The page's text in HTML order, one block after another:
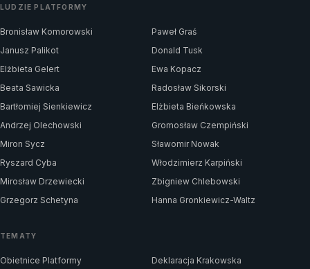
LUDZIE PLATFORMY
Bronisław Komorowski
Paweł Graś
Janusz Palikot
Donald Tusk
Elżbieta Gelert
Ewa Kopacz
Beata Sawicka
Radosław Sikorski
Bartłomiej Sienkiewicz
Elżbieta Bieńkowska
Andrzej Olechowski
Gromosław Czempiński
Miron Sycz
Sławomir Nowak
Ryszard Cyba
Włodzimierz Karpiński
Mirosław Drzewiecki
Zbigniew Chlebowski
Grzegorz Schetyna
Hanna Gronkiewicz-Waltz
TEMATY
Obietnice Platformy
Deklaracja Krakowska